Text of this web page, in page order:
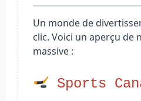
Un monde de
clic. Voici un aperçu de
massive :
Sports